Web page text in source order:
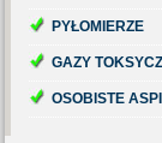
PYŁOMIERZE
GAZY
OSOBISTE